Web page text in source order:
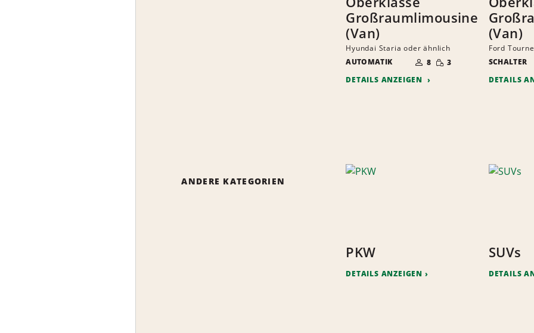
Großraumlimousine
(Van)
Hyundai Staria oder ähnlich
AUTOMATIK
DER
MITFAHRER
8 GERINGE
MENGE
3
DETAILS ANZEIGEN
(Van)
Ford
SCHALTER
DETAILS
ANDERE KATEGORIEN
PKW
DETAILS ANZEIGEN
SUVs
DETAILS